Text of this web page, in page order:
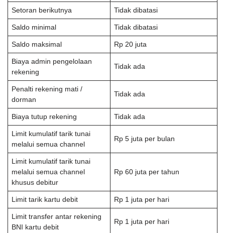
Setoran berikutnya Tidak dibatasi
Saldo minimal Tidak dibatasi
Saldo maksimal Rp 20 juta
Biaya admin pengelolaan
rekening
Tidak ada
Penalti rekening mati /
dorman
Tidak ada
Biaya tutup rekening Tidak ada
Limit kumulatif tarik tunai
melalui semua channel
Rp 5 juta per bulan
Limit kumulatif tarik tunai
melalui semua channel
khusus debitur
Rp 60 juta per tahun
Limit tarik kartu debit Rp 1 juta per hari
Limit transfer antar rekening
BNI kartu debit
Rp 1 juta per hari